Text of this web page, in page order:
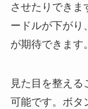
させたりできま
ードルが下がり
が期待できます。
見た目を整える
可能です。ボタ